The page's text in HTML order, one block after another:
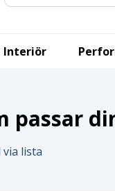
Interiör
passar
lista